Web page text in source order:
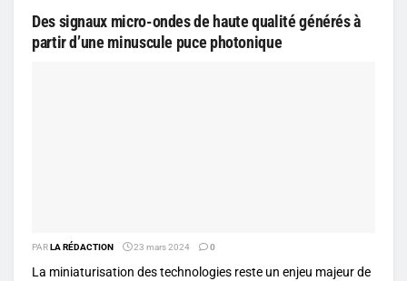
Des signaux micro-ondes de haute qualité générés à
partir d’une minuscule puce photonique
PARLA RÉDACTION 23 mars 2024 0
La miniaturisation des technologies reste un enjeu majeur de